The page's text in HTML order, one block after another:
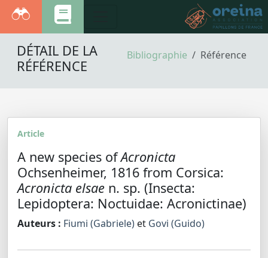
Bibliographie Référence
DÉTAIL DE LA
RÉFÉRENCE
Article
A new species ofAcronicta
Ochsenheimer, 1816 from Corsica:
Acronicta elsae n. sp. (Insecta:
Lepidoptera: Noctuidae: Acronictinae)
Auteurs : Fiumi (Gabriele) et Govi (Guido)